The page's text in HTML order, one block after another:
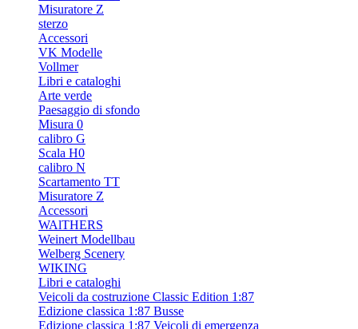
Misuratore Z
sterzo
Accessori
VK Modelle
Vollmer
Libri e cataloghi
Arte verde
Paesaggio di sfondo
Misura 0
calibro G
Scala H0
calibro N
Scartamento TT
Misuratore Z
Accessori
WAlTHERS
Weinert Modellbau
Welberg Scenery
WIKING
Libri e cataloghi
Veicoli da costruzione Classic Edition 1:87
Edizione classica 1:87 Busse
Edizione classica 1:87 Veicoli di emergenza